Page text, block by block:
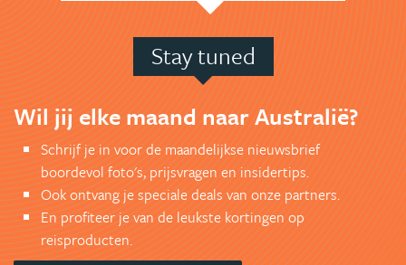
Stay tuned
Wil jij elke maand naar Australië?
Schrijf je in voor de maandelijkse nieuwsbrief
boordevol foto's, prijsvragen en insidertips.
Ook ontvang je speciale deals van onze partners.
En profiteer je van de leukste kortingen op
reisproducten.